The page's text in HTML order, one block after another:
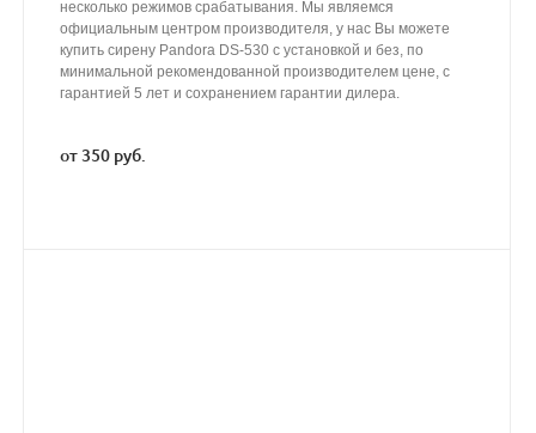
несколько режимов срабатывания. Мы являемся
официальным центром производителя, у нас Вы можете
купить сирену Pandora DS-530 с установкой и без, по
минимальной рекомендованной производителем цене, с
гарантией 5 лет и сохранением гарантии дилера.
от 350 руб.